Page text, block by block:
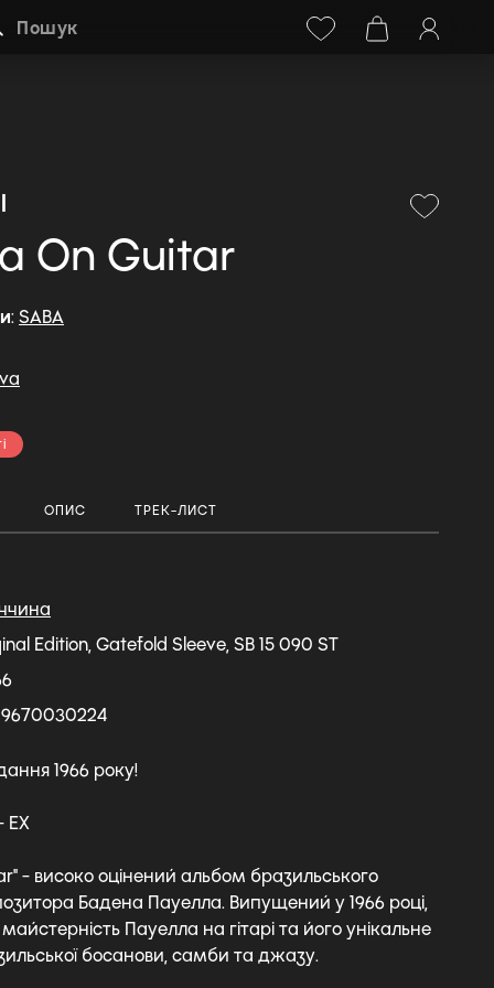
+38 (068) 778-40-38
Пошук
On Guitar
: SABA
ОПИС ТРЕК-ЛИСТ
Edition, Gatefold Sleeve, SB 15 090 ST
1966 року!
EX
- високо оцінений альбом бразильського
Бадена Пауелла. Випущений у 1966 році,
Пауелла на гітарі та його унікальне
босанови, самби та джазу.